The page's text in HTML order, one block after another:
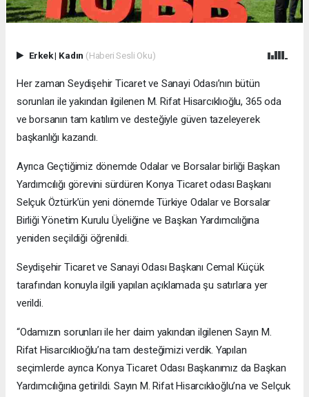
Erkek| Kadın (Haberi Sesli Oku)
Her zaman Seydişehir Ticaret ve Sanayi Odası’nın bütün
sorunları ile yakından ilgilenen M. Rifat Hisarcıklıoğlu, 365 oda
ve borsanın tam katılım ve desteğiyle güven tazeleyerek
başkanlığı kazandı.
Ayrıca Geçtiğimiz dönemde Odalar ve Borsalar birliği Başkan
Yardımcılığı görevini sürdüren Konya Ticaret odası Başkanı
Selçuk Öztürk’ün yeni dönemde Türkiye Odalar ve Borsalar
Birliği Yönetim Kurulu Üyeliğine ve Başkan Yardımcılığına
yeniden seçildiği öğrenildi.
Seydişehir Ticaret ve Sanayi Odası Başkanı Cemal Küçük
tarafından konuyla ilgili yapılan açıklamada şu satırlara yer
verildi.
“Odamızın sorunları ile her daim yakından ilgilenen Sayın M.
Rifat Hisarcıklıoğlu’na tam desteğimizi verdik. Yapılan
seçimlerde ayrıca Konya Ticaret Odası Başkanımız da Başkan
Yardımcılığına getirildi. Sayın M. Rifat Hisarcıklıoğlu’na ve Selçuk